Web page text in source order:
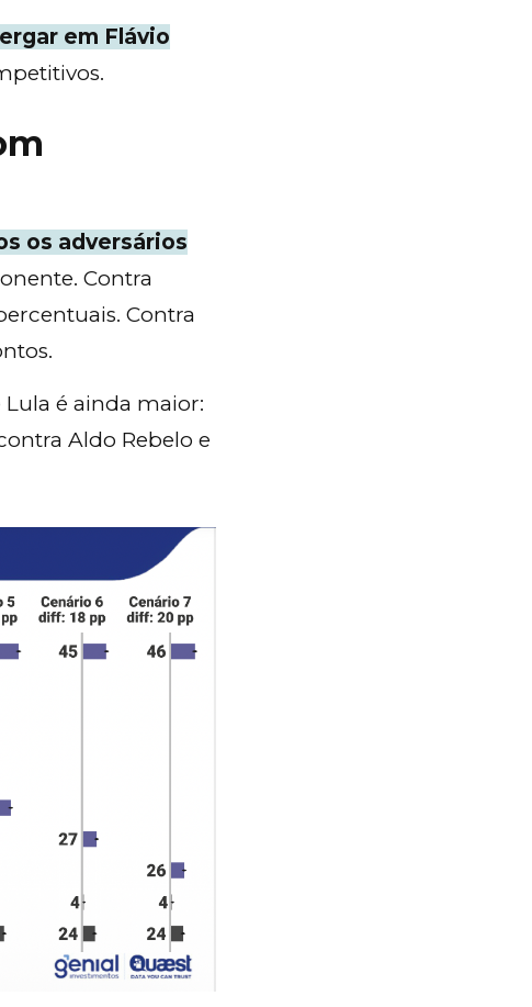
em Flávio
os adversários
Contra
Contra
é ainda maior:
Aldo Rebelo e